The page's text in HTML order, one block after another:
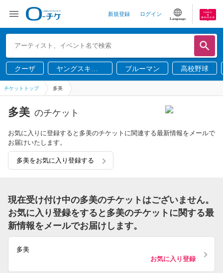
新規登録 ログイン
Language
クーザ
ヤングスキニ
ー
ブルーマン 高校野球
チケットトップ 多美
多美 のチケット
お気に入りに登録すると多美のチケットに関連する最新情報をメールで
お届けいたします。
多美をお気に入り登録する
現在受け付け中の多美のチケットはございません。
お気に入り登録をすると多美のチケットに関する最
新情報をメールでお届けします。
多美
お気に入り登録